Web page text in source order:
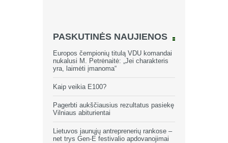
PASKUTINĖS NAUJIENOS
Europos čempionių titulą VDU komandai
nukalusi M. Petrėnaitė: „Jei charakteris
yra, laimėti įmanoma“
Kaip veikia E100?
Pagerbti aukščiausius rezultatus pasiekę
Vilniaus abiturientai
Lietuvos jaunųjų antreprenerių rankose –
net trys Gen-E festivalio apdovanojimai